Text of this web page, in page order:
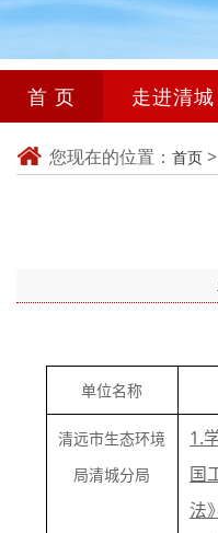
首 页 走进清城
您现在的位置： 首页 >
单位名称
清远市生态环境
局清城分局
1.
国
法